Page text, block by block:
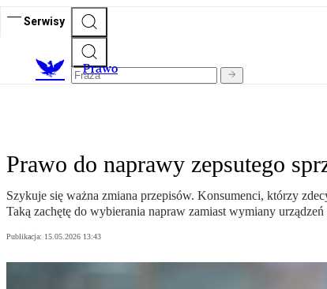
Serwisy
Prawo
Prawo do naprawy zepsutego
Szykuje się ważna zmiana przepisów. Konsumenci, którzy
Taką zachętę do wybierania napraw zamiast wymiany
Publikacja: 15.05.2026 13:43